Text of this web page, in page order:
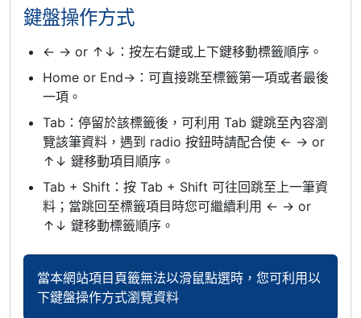
鍵盤操作方式
← → or ↑↓：按左右鍵或上下鍵移動標籤順序。
Home or End→：可直接跳至標籤第一項或者最後
一項。
Tab：停留於該標籤後，可利用 Tab 鍵跳至內容瀏
覽該筆資料，遇到 radio 按鈕時請配合使 ← → or
↑↓ 鍵移動項目順序。
Tab + Shift：按 Tab + Shift 可往回跳至上一筆資
料；當跳回至標籤項目時您可繼續利用 ← → or
↑↓ 鍵移動標籤順序。
當本網站項目頁籤無法以滑鼠點選時，您可利用以
下鍵盤操作方式瀏覽資料